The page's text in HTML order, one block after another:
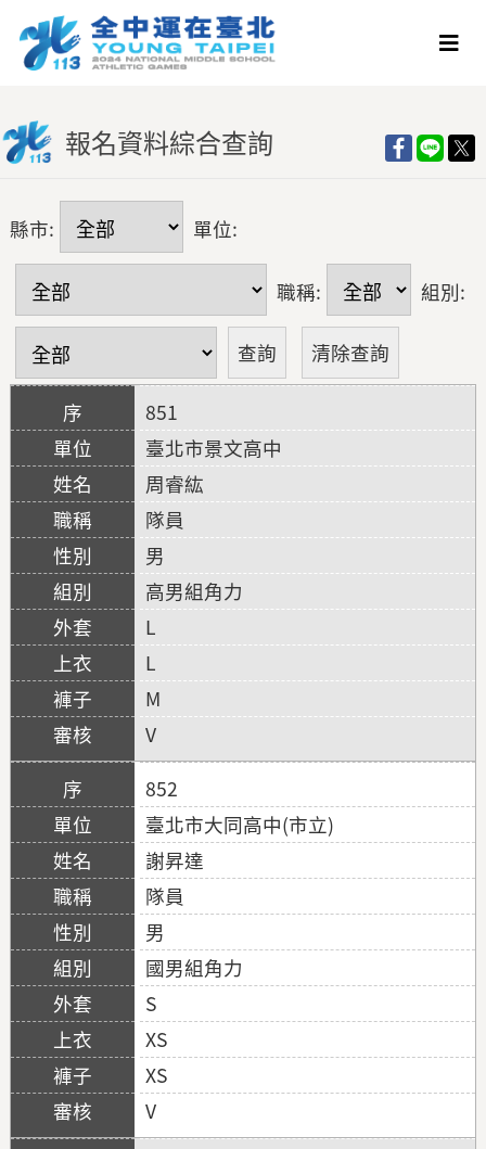
報名資料綜合查詢
縣市: 單位:
職稱: 組別:
851
臺北市景文高中
周睿紘
隊員
男
高男組角力
L
L
M
V
852
臺北市大同高中(市立)
謝昇達
隊員
男
國男組角力
S
XS
XS
V